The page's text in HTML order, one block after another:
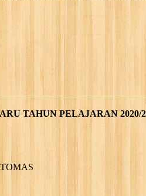
TAHUN PELAJARAN 2020/